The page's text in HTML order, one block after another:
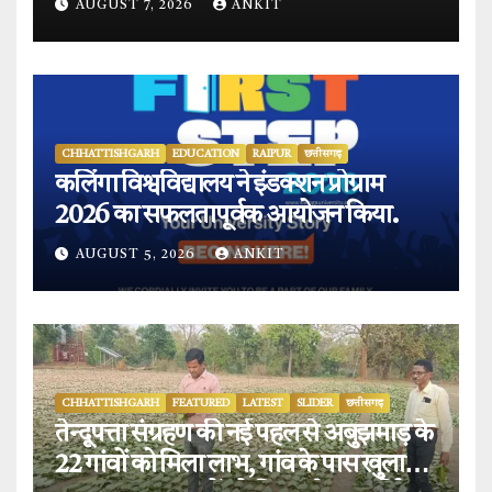
AUGUST 7, 2026 ANKIT
CHHATTISHGARH EDUCATION RAIPUR छत्तीसगढ़
कलिंगा विश्वविद्यालय ने इंडक्शन प्रोग्राम
2026 का सफलतापूर्वक आयोजन किया.
AUGUST 5, 2026 ANKIT
CHHATTISHGARH FEATURED LATEST SLIDER छत्तीसगढ़
तेन्दूपत्ता संग्रहण की नई पहल से अबुझमाड़ के
22 गांवों को मिला लाभ, गांव के पास खुला